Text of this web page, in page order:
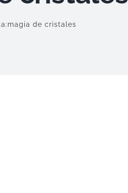
magia de cristales